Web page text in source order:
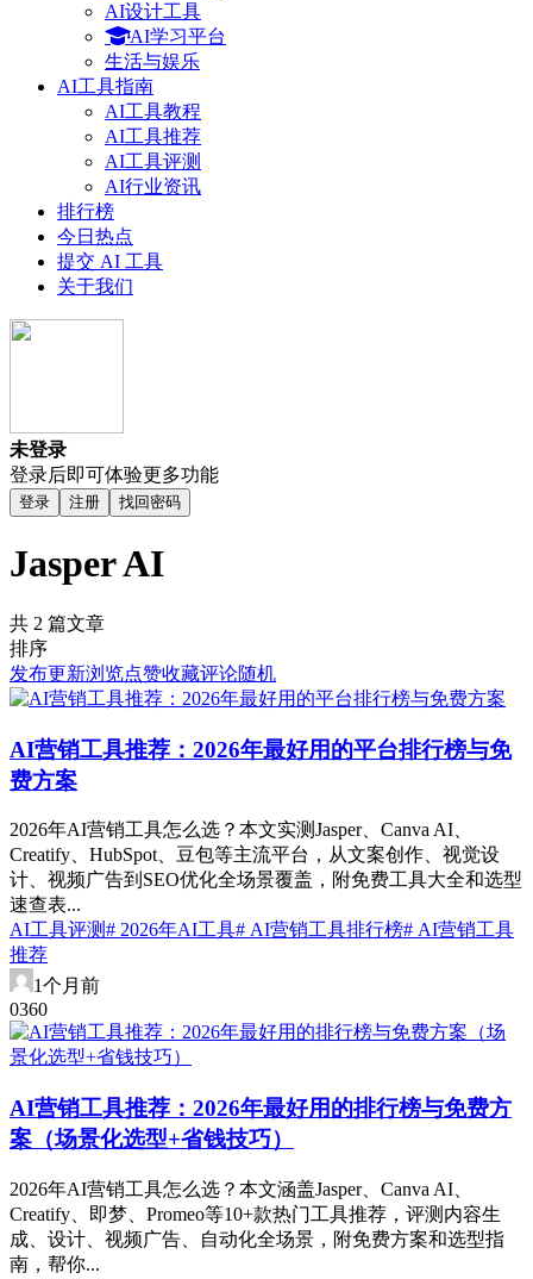
AI设计工具
AI学习平台
生活与娱乐
AI工具指南
AI工具教程
AI工具推荐
AI工具评测
AI行业资讯
排行榜
今日热点
提交 AI 工具
关于我们
未登录
登录后即可体验更多功能
登录 注册 找回密码
Jasper AI
共 2 篇文章
排序
发布更新浏览点赞收藏评论随机
AI营销工具推荐：2026年最好用的平台排行榜与免
费方案
2026年AI营销工具怎么选？本文实测Jasper、Canva AI、
Creatify、HubSpot、豆包等主流平台，从文案创作、视觉设
计、视频广告到SEO优化全场景覆盖，附免费工具大全和选型
速查表...
AI工具评测# 2026年AI工具# AI营销工具排行榜# AI营销工具
推荐
1个月前
0360
AI营销工具推荐：2026年最好用的排行榜与免费方
案（场景化选型+省钱技巧）
2026年AI营销工具怎么选？本文涵盖Jasper、Canva AI、
Creatify、即梦、Promeo等10+款热门工具推荐，评测内容生
成、设计、视频广告、自动化全场景，附免费方案和选型指
南，帮你...